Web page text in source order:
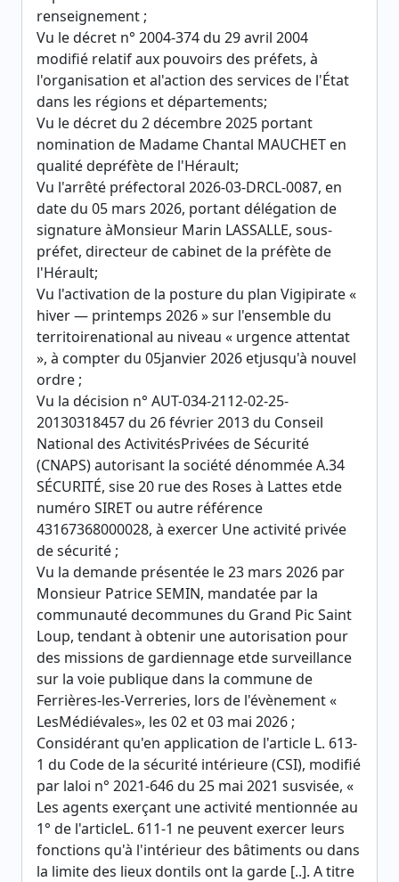
renseignement ;
Vu le décret n° 2004-374 du 29 avril 2004
modifié relatif aux pouvoirs des préfets, à
l'organisation et al'action des services de l'État
dans les régions et départements;
Vu le décret du 2 décembre 2025 portant
nomination de Madame Chantal MAUCHET en
qualité depréfète de l'Hérault;
Vu l'arrêté préfectoral 2026-03-DRCL-0087, en
date du 05 mars 2026, portant délégation de
signature àMonsieur Marin LASSALLE, sous-
préfet, directeur de cabinet de la préfète de
l'Hérault;
Vu l'activation de la posture du plan Vigipirate «
hiver — printemps 2026 » sur l'ensemble du
territoirenational au niveau « urgence attentat
», à compter du 05janvier 2026 etjusqu'à nouvel
ordre ;
Vu la décision n° AUT-034-2112-02-25-
20130318457 du 26 février 2013 du Conseil
National des ActivitésPrivées de Sécurité
(CNAPS) autorisant la société dénommée A.34
SÉCURITÉ, sise 20 rue des Roses à Lattes etde
numéro SIRET ou autre référence
43167368000028, à exercer Une activité privée
de sécurité ;
Vu la demande présentée le 23 mars 2026 par
Monsieur Patrice SEMIN, mandatée par la
communauté decommunes du Grand Pic Saint
Loup, tendant à obtenir une autorisation pour
des missions de gardiennage etde surveillance
sur la voie publique dans la commune de
Ferrières-les-Verreries, lors de l'évènement «
LesMédiévales», les 02 et 03 mai 2026 ;
Considérant qu'en application de l'article L. 613-
1 du Code de la sécurité intérieure (CSI), modifié
par laloi n° 2021-646 du 25 mai 2021 susvisée, «
Les agents exerçant une activité mentionnée au
1° de l'articleL. 611-1 ne peuvent exercer leurs
fonctions qu'à l'intérieur des bâtiments ou dans
la limite des lieux dontils ont la garde [..]. A titre